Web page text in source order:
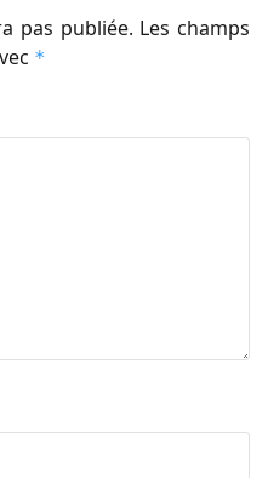
pas publiée. Les champs
*